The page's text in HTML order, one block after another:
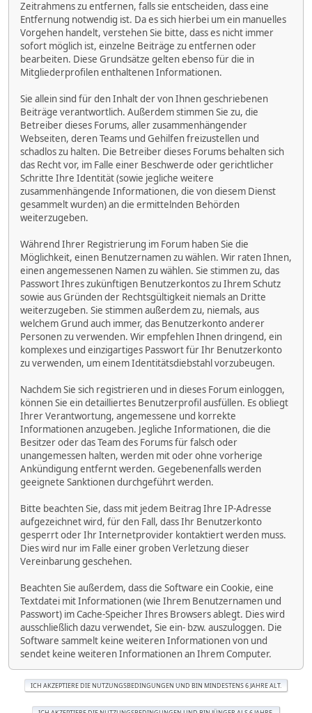
Zeitrahmens zu entfernen, falls sie entscheiden, dass eine
Entfernung notwendig ist. Da es sich hierbei um ein manuelles
Vorgehen handelt, verstehen Sie bitte, dass es nicht immer
sofort möglich ist, einzelne Beiträge zu entfernen oder
bearbeiten. Diese Grundsätze gelten ebenso für die in
Mitgliederprofilen enthaltenen Informationen.
Sie allein sind für den Inhalt der von Ihnen geschriebenen
Beiträge verantwortlich. Außerdem stimmen Sie zu, die
Betreiber dieses Forums, aller zusammenhängender
Webseiten, deren Teams und Gehilfen freizustellen und
schadlos zu halten. Die Betreiber dieses Forums behalten sich
das Recht vor, im Falle einer Beschwerde oder gerichtlicher
Schritte Ihre Identität (sowie jegliche weitere
zusammenhängende Informationen, die von diesem Dienst
gesammelt wurden) an die ermittelnden Behörden
weiterzugeben.
Während Ihrer Registrierung im Forum haben Sie die
Möglichkeit, einen Benutzernamen zu wählen. Wir raten Ihnen,
einen angemessenen Namen zu wählen. Sie stimmen zu, das
Passwort Ihres zukünftigen Benutzerkontos zu Ihrem Schutz
sowie aus Gründen der Rechtsgültigkeit niemals an Dritte
weiterzugeben. Sie stimmen außerdem zu, niemals, aus
welchem Grund auch immer, das Benutzerkonto anderer
Personen zu verwenden. Wir empfehlen Ihnen dringend, ein
komplexes und einzigartiges Passwort für Ihr Benutzerkonto
zu verwenden, um einem Identitätsdiebstahl vorzubeugen.
Nachdem Sie sich registrieren und in dieses Forum einloggen,
können Sie ein detailliertes Benutzerprofil ausfüllen. Es obliegt
Ihrer Verantwortung, angemessene und korrekte
Informationen anzugeben. Jegliche Informationen, die die
Besitzer oder das Team des Forums für falsch oder
unangemessen halten, werden mit oder ohne vorherige
Ankündigung entfernt werden. Gegebenenfalls werden
geeignete Sanktionen durchgeführt werden.
Bitte beachten Sie, dass mit jedem Beitrag Ihre IP-Adresse
aufgezeichnet wird, für den Fall, dass Ihr Benutzerkonto
gesperrt oder Ihr Internetprovider kontaktiert werden muss.
Dies wird nur im Falle einer groben Verletzung dieser
Vereinbarung geschehen.
Beachten Sie außerdem, dass die Software ein Cookie, eine
Textdatei mit Informationen (wie Ihrem Benutzernamen und
Passwort) im Cache-Speicher Ihres Browsers ablegt. Dies wird
ausschließlich dazu verwendet, Sie ein- bzw. auszuloggen. Die
Software sammelt keine weiteren Informationen von und
sendet keine weiteren Informationen an Ihrem Computer.